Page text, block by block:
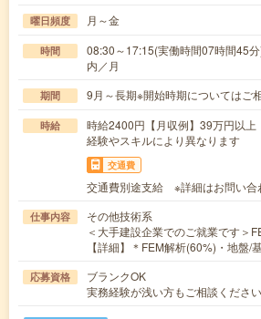
曜日頻度 月～金
時間
08:30～17:15(実働時間07時間45
内／月
期間 9月～長期※開始時期についてはご
時給
時給2400円【月収例】39万円以
経験やスキルにより異なります
交通費
交通費別途支給 ※詳細はお問い合
仕事内容
その他技術系
＜大手建設企業でのご就業です＞
【詳細】＊FEM解析(60%)・地盤/
応募資格
ブランクOK
実務経験が浅い方もご相談ください